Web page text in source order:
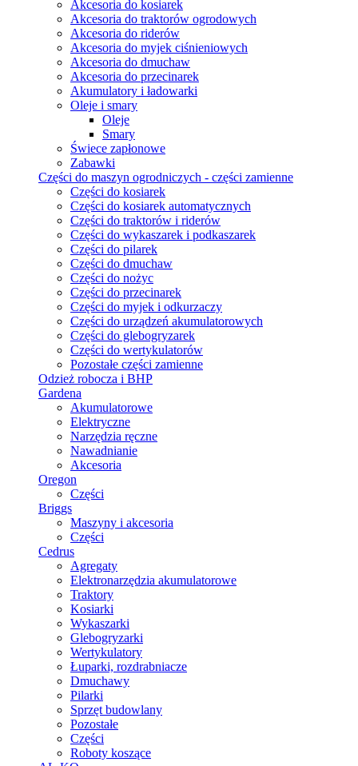
Akcesoria do kosiarek
Akcesoria do traktorów ogrodowych
Akcesoria do riderów
Akcesoria do myjek ciśnieniowych
Akcesoria do dmuchaw
Akcesoria do przecinarek
Akumulatory i ładowarki
Oleje i smary
Oleje
Smary
Świece zapłonowe
Zabawki
Części do maszyn ogrodniczych - części zamienne
Części do kosiarek
Części do kosiarek automatycznych
Części do traktorów i riderów
Części do wykaszarek i podkaszarek
Części do pilarek
Części do dmuchaw
Części do nożyc
Części do przecinarek
Części do myjek i odkurzaczy
Części do urządzeń akumulatorowych
Części do glebogryzarek
Części do wertykulatorów
Pozostałe części zamienne
Odzież robocza i BHP
Gardena
Akumulatorowe
Elektryczne
Narzędzia ręczne
Nawadnianie
Akcesoria
Oregon
Części
Briggs
Maszyny i akcesoria
Części
Cedrus
Agregaty
Elektronarzędzia akumulatorowe
Traktory
Kosiarki
Wykaszarki
Glebogryzarki
Wertykulatory
Łuparki, rozdrabniacze
Dmuchawy
Pilarki
Sprzęt budowlany
Pozostałe
Części
Roboty koszące